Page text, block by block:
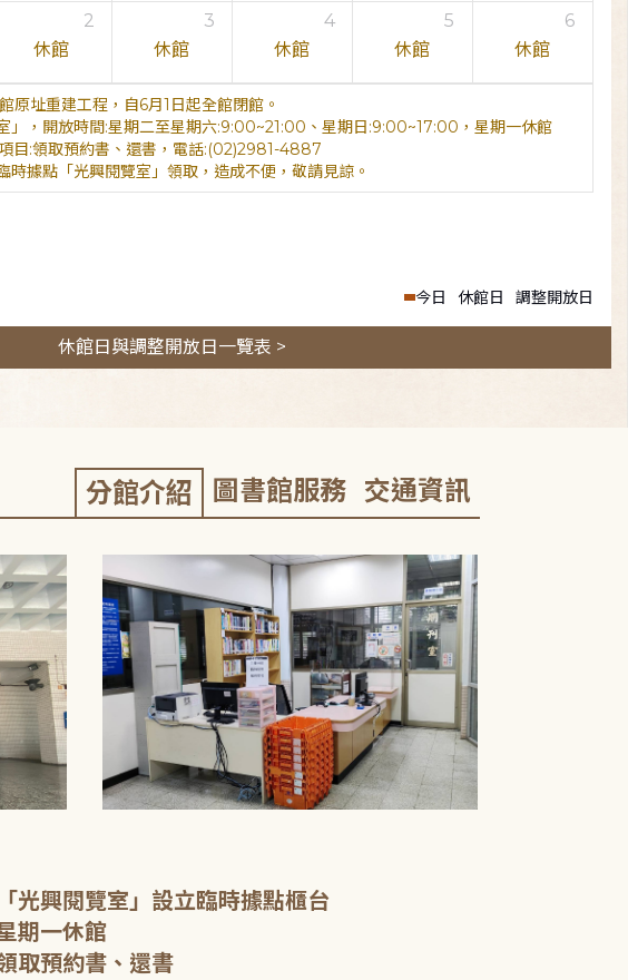
2
休館
3
休館
4
休館
5
休館
6
休館
原址重建工程，自6月1日起全館閉館。
」，開放時間:星期二至星期六:9:00~21:00、星期日:9:00~17:00，星期一休館
目:領取預約書、還書，電話:(02)2981-4887
據點「光興閱覽室」領取，造成不便，敬請見諒。
今日 休館日 調整開放日
休館日與調整開放日一覽表 >
分館介紹 圖書館服務 交通資訊
光興閱覽室」設立臨時據點櫃台
期一休館
取預約書、還書